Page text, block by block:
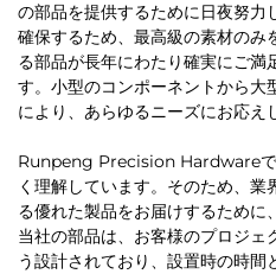
の部品を提供するために日夜努力
確保するため、最高級の素材のみ
る部品が長年にわたり確実にご満
す。小型のコンポーネントから大
により、あらゆるニーズにお応え
Runpeng Precision Hardwareで
く理解しています。そのため、
る優れた製品をお届けするために
当社の部品は、お客様のプロジェ
う設計されており、設置時の時間